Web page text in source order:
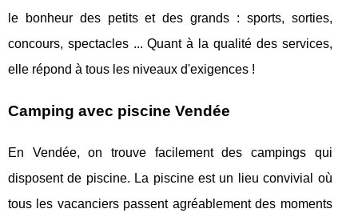
le bonheur des petits et des grands : sports, sorties,
concours, spectacles ... Quant à la qualité des services,
elle répond à tous les niveaux d'exigences !
Camping avec piscine Vendée
En Vendée, on trouve facilement des campings qui
disposent de piscine. La piscine est un lieu convivial où
tous les vacanciers passent agréablement des moments